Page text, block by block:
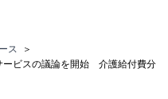
ス
＞
ービスの議論を開始 介護給付費分